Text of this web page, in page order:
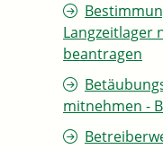
Langzeitlager
beantragen
mitnehmen -